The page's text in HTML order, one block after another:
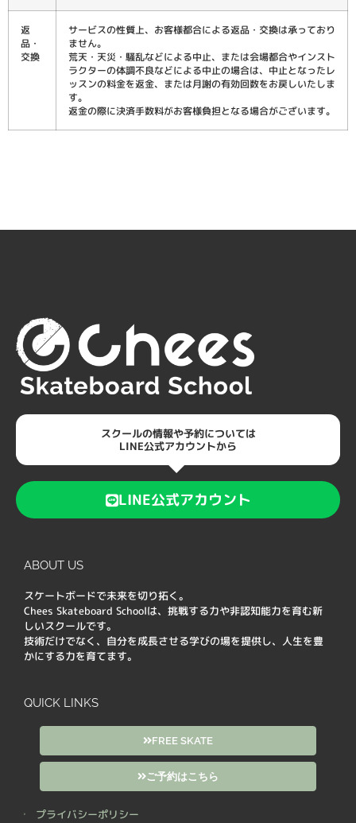
返
品・
交換
サービスの性質上、お客様都合による返品・交換は承っており
ません。
荒天・天災・騒乱などによる中止、または会場都合やインスト
ラクターの体調不良などによる中止の場合は、中止となったレ
ッスンの料金を返金、または月謝の有効回数をお戻しいたしま
す。
返金の際に決済手数料がお客様負担となる場合がございます。
スクールの情報や予約については
LINE公式アカウントから
LINE公式アカウント
ABOUT US
スケートボードで未来を切り拓く。
Chees Skateboard Schoolは、挑戦する力や非認知能力を育む新
しいスクールです。
技術だけでなく、自分を成長させる学びの場を提供し、人生を豊
かにする力を育てます。
QUICK LINKS
FREE SKATE
ご予約はこちら
プライバシーポリシー